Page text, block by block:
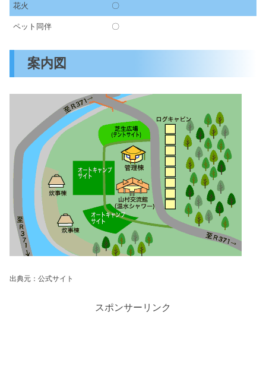
花火 〇
ペット同伴 〇
案内図
出典元：公式サイト
スポンサーリンク